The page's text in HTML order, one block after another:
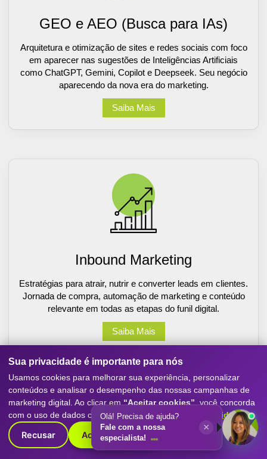
GEO e AEO (Busca para IAs)
Arquitetura e otimização de sites e redes sociais com foco
em aparecer nas sugestões de Inteligências Artificiais
como ChatGPT, Gemini, Copilot e Deepseek. Seu negócio
aparecendo da nova era do marketing.
Saiba Mais
Inbound Marketing
Estratégias para atrair, nutrir e converter leads em clientes.
Jornada de compra, automação de marketing e conteúdo
relevante em todas as etapas do funil digital.
Saiba Mais
Sua privacidade é importante para nós
Usamos cookies para melhorar sua experiência, personalizar
conteúdos e analisar o desempenho das nossas campanhas de
marketing digital. Ao clicar em “Aceitar cookies” , você concorda
com o uso de dados conforme nossaPolítica de Privacidade.
Recusar Aceitar cookies
Olá! Precisa de ajuda?
Fale com a nossa
especialista!
×